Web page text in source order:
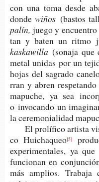
con una toma desde
dondewiños (bas­tos
palín, juego y
tan y baten un ritmo
kaskawilla(sona­ja que
metal uni­das por un
hojas del sagra­do
rran y abren
mapu­che, ya sea
o invo­can­do un
la cere­mo­nia­li­dad
El pro­lí­fi­co artis­ta
co Huichaqueo[5]
expe­ri­men­ta­les, ya
fun­cio­nan en
más amplios. Tra­ba­ja